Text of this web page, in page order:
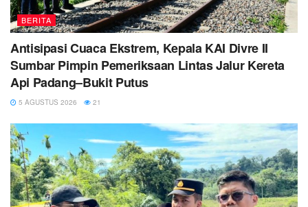
BERITA
Antisipasi Cuaca Ekstrem, Kepala KAI Divre II
Sumbar Pimpin Pemeriksaan Lintas Jalur Kereta
Api Padang–Bukit Putus
5 AGUSTUS 2026 21